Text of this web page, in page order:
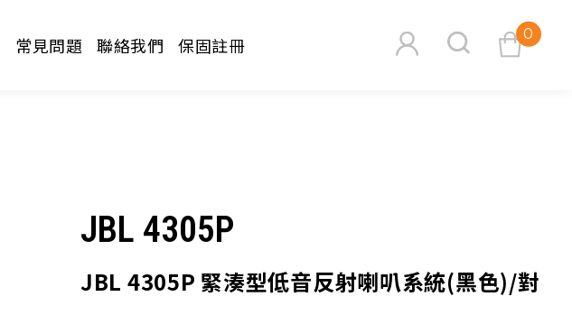
0
常見問題 聯絡我們 保固註冊
JBL 4305P
JBL 4305P 緊湊型低音反射喇叭系統(黑色)/對